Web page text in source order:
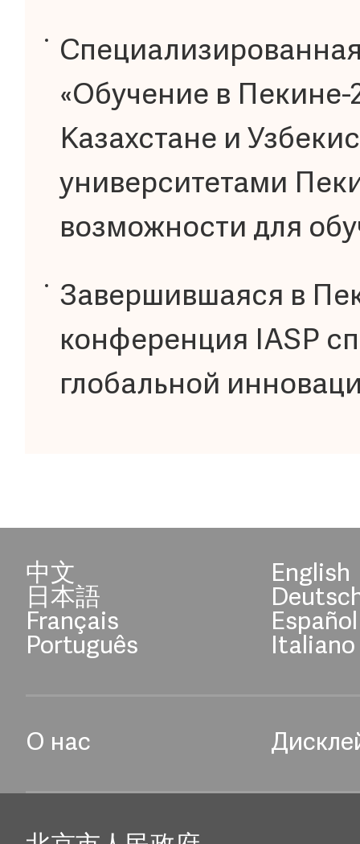
«Обучение в Пекине-
Казахстане и
университетами
возможности для
Завершившаяся в
конференция IASP
глобальной
中文 English
日本語
Français Español
Português Italiano
О нас